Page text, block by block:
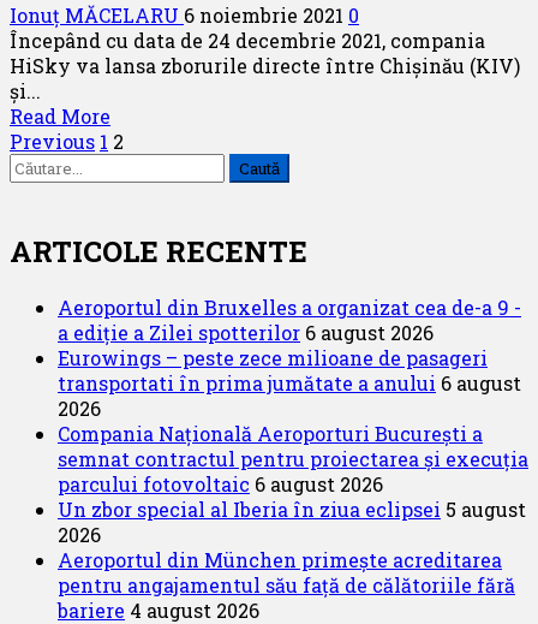
Ionuț MĂCELARU 6 noiembrie 2021 0
Începând cu data de 24 decembrie 2021, compania
HiSky va lansa zborurile directe între Chișinău (KIV)
și...
Read More
more
Milano
noua
destinație
companiei
HiSky
Paginație
articole
Previous 1 2
Caută
după:
ARTICOLE RECENTE
Aeroportul din Bruxelles a organizat cea de-a 9 -
a ediție a Zilei spotterilor 6 august 2026
Eurowings – peste zece milioane de pasageri
transportati în prima jumătate a anului 6 august
2026
Compania Națională Aeroporturi București a
semnat contractul pentru proiectarea și execuția
parcului fotovoltaic 6 august 2026
Un zbor special al Iberia în ziua eclipsei 5 august
2026
Aeroportul din München primește acreditarea
pentru angajamentul său față de călătoriile fără
bariere 4 august 2026